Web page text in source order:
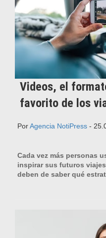
Videos, el
favorito de los
PorAgencia NotiPress -
Cada vez más personas
inspirar sus futuros
deben de saber qué